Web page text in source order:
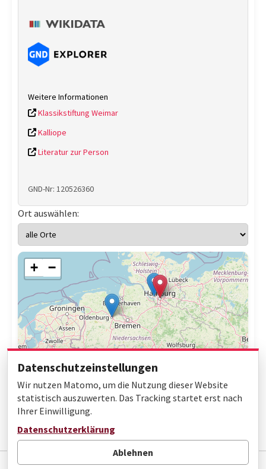
Weitere Informationen
Klassikstiftung Weimar
Kalliope
Literatur zur Person
GND-Nr: 120526360
Ort auswählen:
+ −
Impressum Datenschutz Barrierefreiheit
Datenschutzeinstellungen
Wir nutzen Matomo, um die Nutzung dieser Website
statistisch auszuwerten. Das Tracking startet erst nach
Ihrer Einwilligung.
Datenschutzerklärung
Ablehnen